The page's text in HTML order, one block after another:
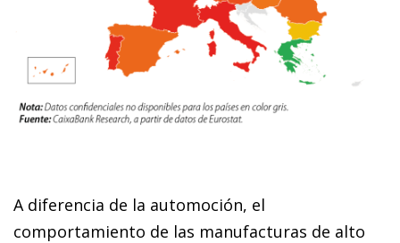
A diferencia de la automoción, el
comportamiento de las manufacturas de alto